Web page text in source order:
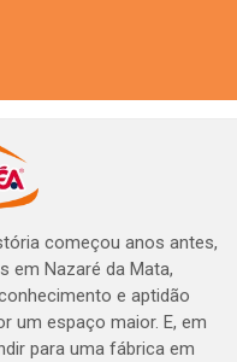
começou anos antes,
em Nazaré da Mata,
e aptidão
um espaço maior. E, em
para uma fábrica em